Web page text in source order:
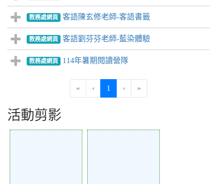
教務處網頁 客語陳玄修老師-客語書籤
教務處網頁 客語劉芬芬老師-藍染體驗
教務處網頁 114年暑期閱讀營隊
« ‹ 1 (current)
› »
活動剪影